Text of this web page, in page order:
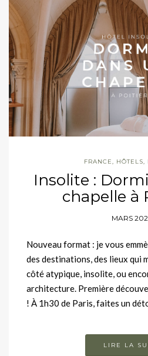
FRANCE, HÔTELS,
Insolite :
chapelle à
MARS
Nouveau format : je vous
des destinations, des lieux qui
côté atypique, insolite, ou
architecture. Première
! À 1h30 de Paris, faites un
LIRE LA